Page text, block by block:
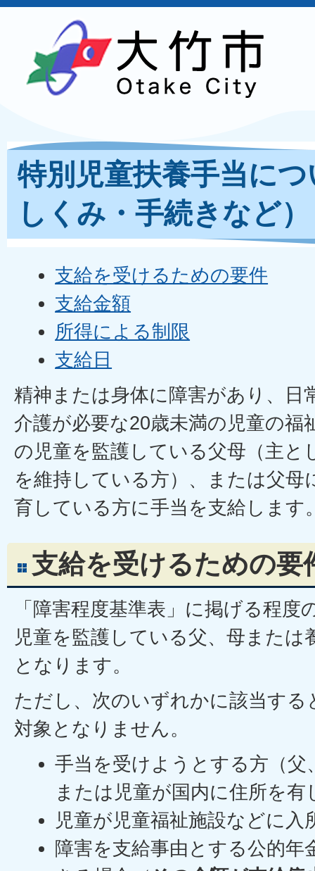
特別児童扶養手当に
しくみ・手続きなど）
支給を受けるための要件
支給金額
所得による制限
支給日
精神または身体に障害があり、日
介護が必要な20歳未満の児童の福
の児童を監護している父母（主と
を維持している方）、または父母
育している方に手当を支給します
支給を受けるための要
「障害程度基準表」に掲げる程度
児童を監護している父、母または
となります。
ただし、次のいずれかに該当する
対象となりません。
手当を受けようとする方（父
または児童が国内に住所を有
児童が児童福祉施設などに入
障害を支給事由とする公的年